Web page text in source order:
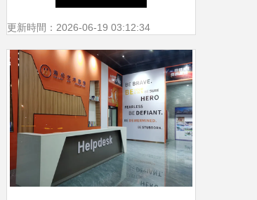
花海
更新時間：2026-06-19 03:12:34